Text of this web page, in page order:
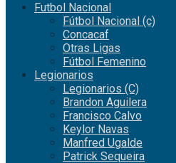
Futbol Nacional
Fútbol Nacional (c)
Concacaf
Otras Ligas
Fútbol Femenino
Legionarios
Legionarios (C)
Brandon Aguilera
Francisco Calvo
Keylor Navas
Manfred Ugalde
Patrick Sequeira